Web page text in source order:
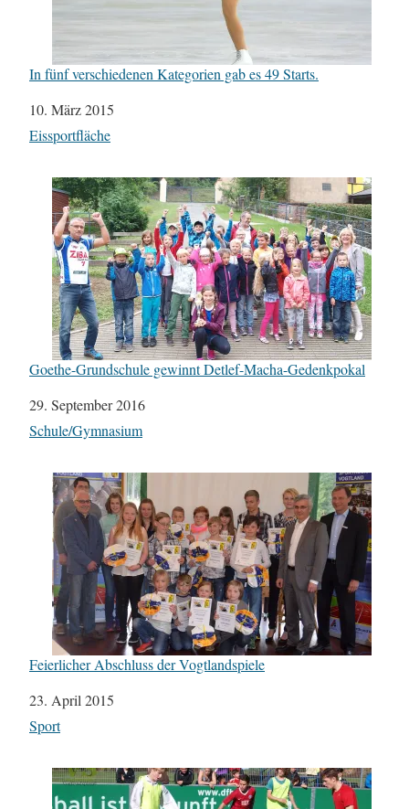
In fünf verschiedenen Kategorien gab es 49 Starts.
Datum
10. März 2015
In Bezug auf
Eissportfläche
Goethe-Grundschule gewinnt Detlef-Macha-Gedenkpokal
Datum
29. September 2016
In Bezug auf
Schule/Gymnasium
Feierlicher Abschluss der Vogtlandspiele
Datum
23. April 2015
In Bezug auf
Sport